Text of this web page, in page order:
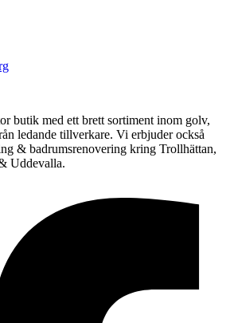
butik med ett brett sortiment inom golv,
ledande tillverkare. Vi erbjuder också
& badrumsrenovering kring Trollhättan,
Uddevalla.